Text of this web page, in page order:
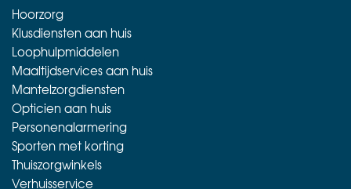
Hoorzorg
Klusdiensten aan huis
Loophulpmiddelen
Maaltijdservices aan huis
Mantelzorgdiensten
Opticien aan huis
Personenalarmering
Sporten met korting
Thuiszorgwinkels
Verhuisservice